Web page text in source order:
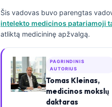
Šis vadovas buvo parengtas
intelekto medicinos patariamoji
atliktą medicininę apžvalgą.
PAGRINDINIS
AUTORIUS
Tomas Kleinas,
medicinos mokslų
daktaras